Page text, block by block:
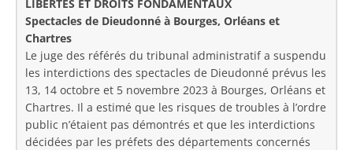
LIBERTÉS ET DROITS FONDAMENTAUX
Spectacles de Dieudonné à Bourges, Orléans et
Chartres
Le juge des référés du tribunal administratif a suspendu
les interdictions des spectacles de Dieudonné prévus les
13, 14 octobre et 5 novembre 2023 à Bourges, Orléans et
Chartres. Il a estimé que les risques de troubles à l’ordre
public n’étaient pas démontrés et que les interdictions
décidées par les préfets des départements concernés